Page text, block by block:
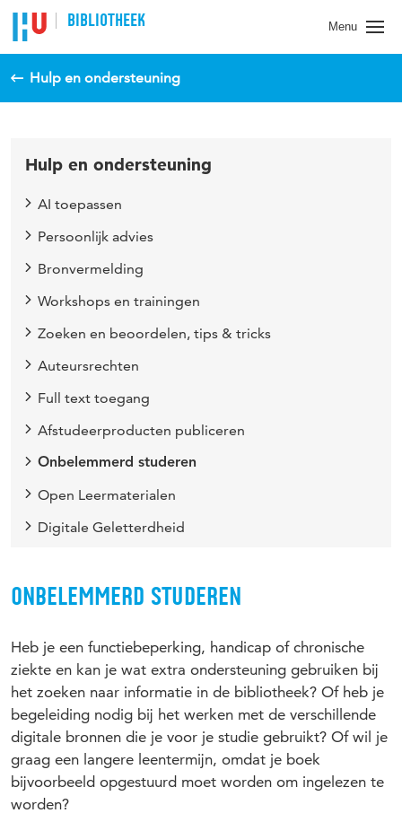
BIBLIOTHEEK Menu
Hulp en ondersteuning
Hulp en ondersteuning
AI toepassen
Persoonlijk advies
Bronvermelding
Workshops en trainingen
Zoeken en beoordelen, tips & tricks
Auteursrechten
Full text toegang
Afstudeerproducten publiceren
Onbelemmerd studeren
Open Leermaterialen
Digitale Geletterdheid
ONBELEMMERD STUDEREN
Heb je een functiebeperking, handicap of chronische
ziekte en kan je wat extra ondersteuning gebruiken bij
het zoeken naar informatie in de bibliotheek? Of heb je
begeleiding nodig bij het werken met de verschillende
digitale bronnen die je voor je studie gebruikt? Of wil je
graag een langere leentermijn, omdat je boek
bijvoorbeeld opgestuurd moet worden om ingelezen te
worden?